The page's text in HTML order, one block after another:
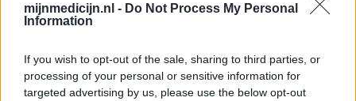
mijnmedicijn.nl - Do Not Process My Personal
Information
If you wish to opt-out of the sale, sharing to third parties, or
processing of your personal or sensitive information for
targeted advertising by us, please use the below opt-out
amitriptyline
Hoofdpijn
Effectiviteit
Hoeveelheid bijwerkingen